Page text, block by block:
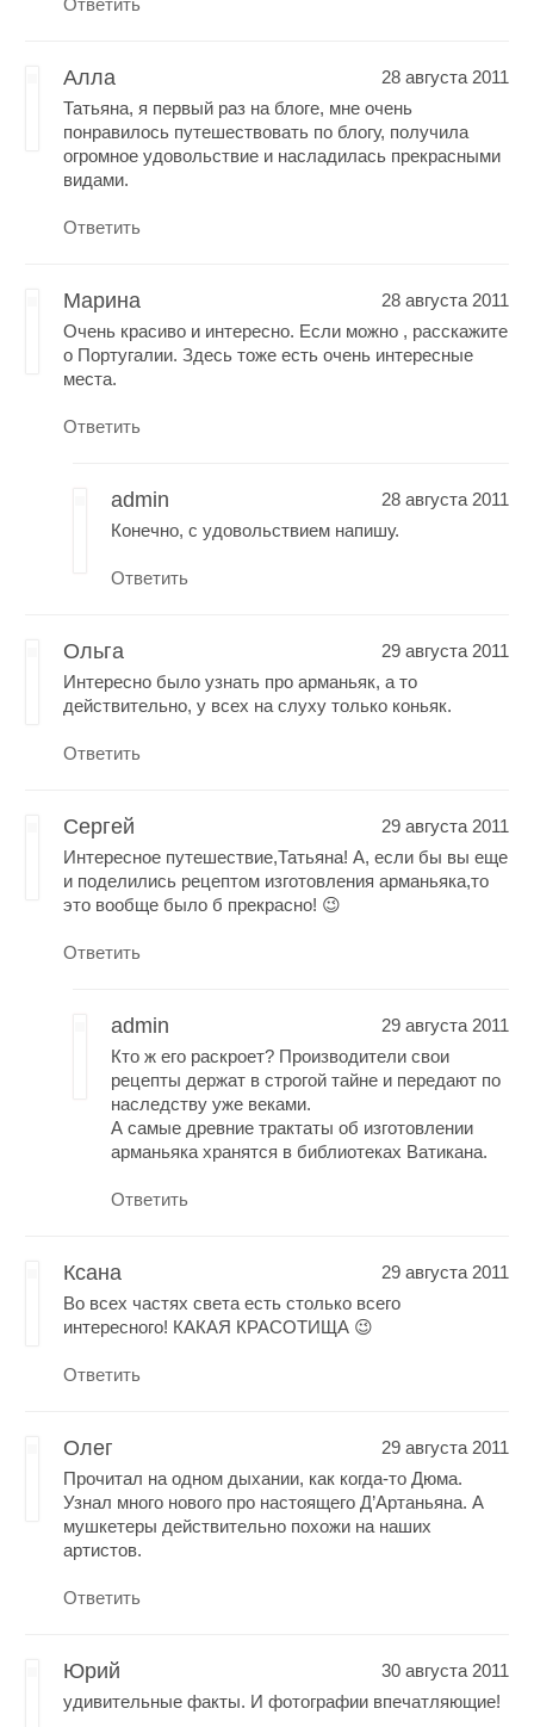
Ответить
Алла
28 августа 2011
Татьяна, я первый раз на блоге, мне очень
понравилось путешествовать по блогу, получила
огромное удовольствие и насладилась прекрасными
видами.
Ответить
Марина
28 августа 2011
Очень красиво и интересно. Если можно , расскажите
о Португалии. Здесь тоже есть очень интересные
места.
Ответить
admin
28 августа 2011
Конечно, с удовольствием напишу.
Ответить
Ольга
29 августа 2011
Интересно было узнать про арманьяк, а то
действительно, у всех на слуху только коньяк.
Ответить
Сергей
29 августа 2011
Интересное путешествие,Татьяна! А, если бы вы еще
и поделились рецептом изготовления арманьяка,то
это вообще было б прекрасно! 😉
Ответить
admin
29 августа 2011
Кто ж его раскроет? Производители свои
рецепты держат в строгой тайне и передают по
наследству уже веками.
А самые древние трактаты об изготовлении
арманьяка хранятся в библиотеках Ватикана.
Ответить
Ксана
29 августа 2011
Во всех частях света есть столько всего
интересного! КАКАЯ КРАСОТИЩА 😉
Ответить
Олег
29 августа 2011
Прочитал на одном дыхании, как когда-то Дюма.
Узнал много нового про настоящего Д’Артаньяна. А
мушкетеры действительно похожи на наших
артистов.
Ответить
Юрий
30 августа 2011
удивительные факты. И фотографии впечатляющие!